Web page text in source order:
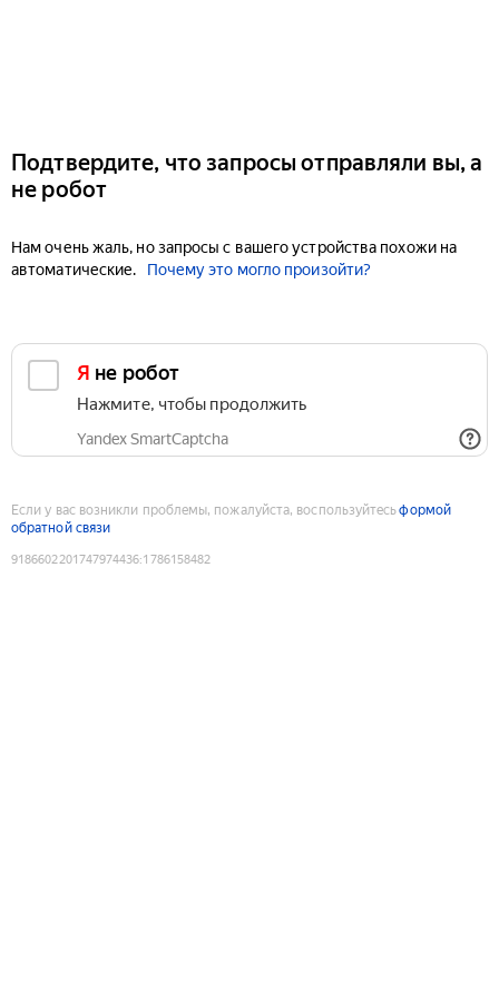
Подтвердите, что запросы отправляли вы, а
не робот
Нам очень жаль, но запросы с вашего устройства похожи на
автоматические.
Почему это могло произойти?
Я не робот
Нажмите, чтобы продолжить
Yandex SmartCaptcha
Если у вас возникли проблемы, пожалуйста, воспользуйтесьформой
обратной связи
9186602201747974436:1786158482